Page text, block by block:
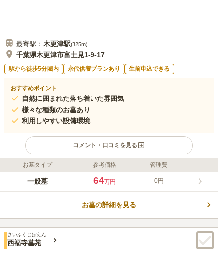
最寄駅： 木更津駅(325m)
千葉県木更津市富士見1-9-17
駅から徒歩5分圏内 永代供養プランあり 生前申込できる
おすすめポイント
自然に囲まれた落ち着いた雰囲気
様々な種類のお墓あり
利用しやすい設備環境
コメント・口コミを見る
ライフドット編集部のコメント
木更津駅から徒歩ですぐに行ける好立地の霊園であり、東京都内
た雰囲気の霊園です。東京駅から高速バスで約1時間と都内から
印象で、気持ちよく利用できます。豊かな自然を感じながら、穏
やかな気持ちで故人を偲ぶことができるでしょう。
口コミ評価
この霊園はまだ誰からも評価されていません。
お墓タイプ 参考価格 管理費
一般墓 64万円 0円
お墓の詳細を見る
さいふくじぼえん
西福寺墓苑